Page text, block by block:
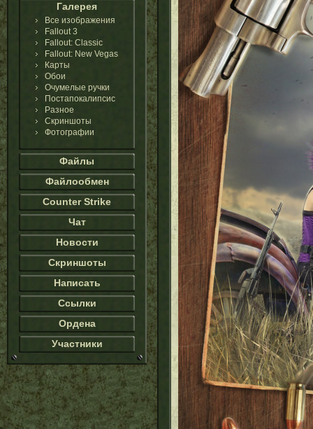
Галерея
Все изображения
Fallout 3
Fallout: Classic
Fallout: New Vegas
Карты
Обои
Очумелые ручки
Постапокалипсис
Разное
Скриншоты
Фотографии
Файлы
Файлообмен
Counter Strike
Чат
Новости
Скриншоты
Написать
Ссылки
Ордена
Участники